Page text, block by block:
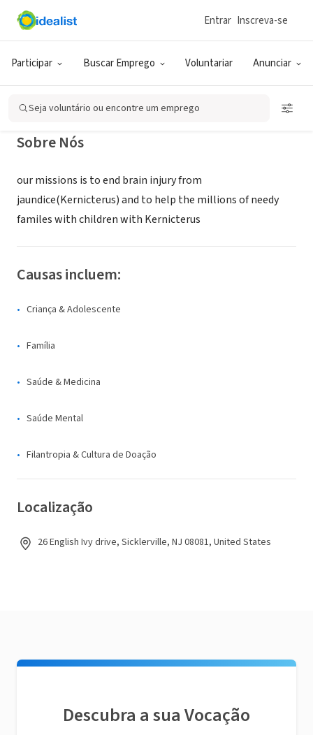
Participar Buscar Emprego Voluntariar Anunciar
Entrar Inscreva-se
Seja voluntário ou encontre um emprego
ONG (SETOR SOCIAL)
Amaka's Hope
Sobre Nós
our missions is to end brain injury from
jaundice(Kernicterus) and to help the millions of needy
familes with children with Kernicterus
Causas incluem:
Criança & Adolescente
Família
Saúde & Medicina
Saúde Mental
Filantropia & Cultura de Doação
Localização
26 English Ivy drive, Sicklerville, NJ 08081, United States
Descubra a sua Vocação